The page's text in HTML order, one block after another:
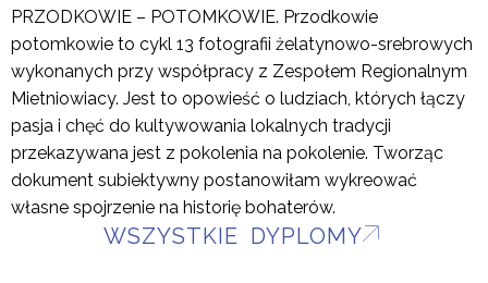
PRZODKOWIE – POTOMKOWIE. Przodkowie
potomkowie to cykl 13 fotografii żelatynowo-srebrowych
wykonanych przy współpracy z Zespołem Regionalnym
Mietniowiacy. Jest to opowieść o ludziach, których łączy
pasja i chęć do kultywowania lokalnych tradycji
przekazywana jest z pokolenia na pokolenie. Tworząc
dokument subiektywny postanowiłam wykreować
własne spojrzenie na historię bohaterów.
WSZYSTKIE DYPLOMY